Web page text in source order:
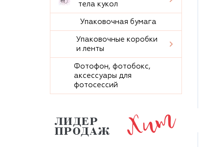
тела кукол
Упаковочная бумага
Упаковочные коробки
и ленты
Фотофон, фотобокс,
аксессуары для
фотосессий
ЛИДЕР
ПРОДАЖ
Хит